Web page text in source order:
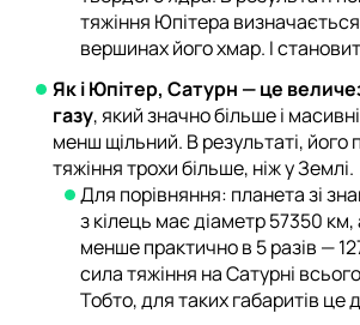
тяжіння Юпітера
вершинах його хмар. І
Як і Юпітер, Сатурн — це
газу, який значно більше і
менш щільний. В результаті, його
тяжіння трохи більше, ніж у Землі.
Для порівняння: планета зі
з кілець має діаметр 57350
менше практично в 5 разів —
сила тяжіння на Сатурні всього
Тобто, для таких габаритів це